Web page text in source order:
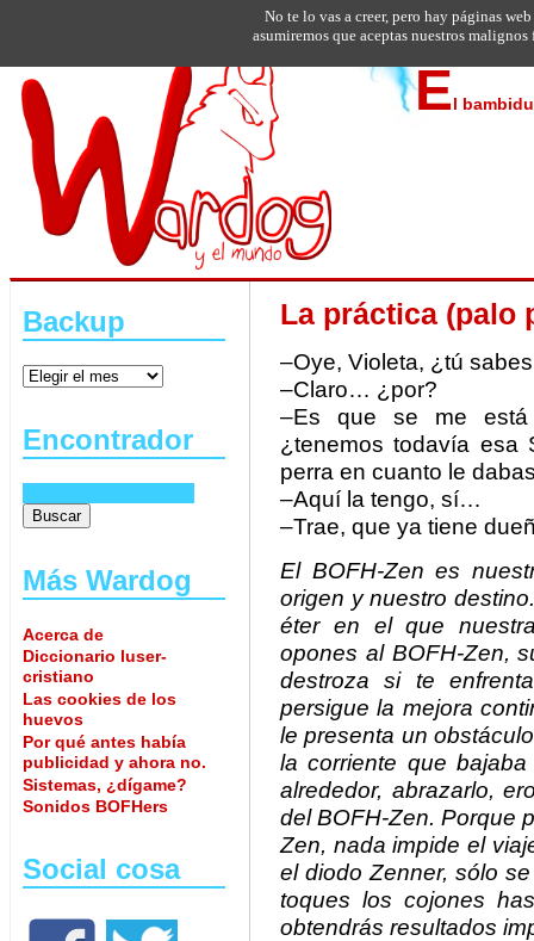
El
Backup
Encontrador
Más Wardog
Acerca de
Diccionario luser-
cristiano
Las cookies de los
huevos
Por qué antes había
publicidad y ahora no.
Sistemas, ¿dígame?
Sonidos BOFHers
Social cosa
La práctica (palo
–Oye, Violeta, ¿tú
–Claro… ¿por?
–Es que se me está
¿tenemos todavía esa
perra en cuanto le
–Aquí la tengo, sí…
–Trae, que ya tiene
El BOFH-Zen es
origen y nuestro
éter en el que
opones al BOFH-Zen,
destroza si te
persigue la mejora
le presenta un
la corriente que
alrededor, abrazarlo,
del BOFH-Zen. Porque
Zen, nada impide el
el diodo Zenner, sólo
toques los cojones
obtendrás resultados
No te lo vas a creer, pero hay páginas
asumiremos que aceptas nuestros